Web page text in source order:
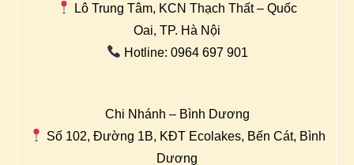
Lô Trung Tâm, KCN Thạch Thất – Quốc
Oai, TP. Hà Nội
Hotline: 0964 697 901
Chi Nhánh – Bình Dương
Số 102, Đường 1B, KĐT Ecolakes, Bến Cát, Bình
Dương